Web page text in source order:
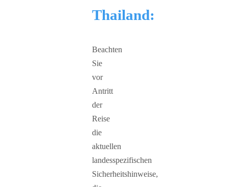
Thailand:
Beachten
Sie
vor
Antritt
der
Reise
die
aktuellen
landesspezifischen
Sicherheitshinweise,